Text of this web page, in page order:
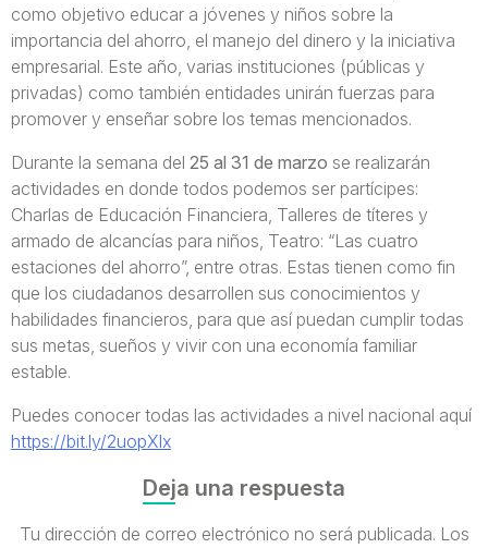
como objetivo educar a jóvenes y niños sobre la
importancia del ahorro, el manejo del dinero y la iniciativa
empresarial. Este año, varias instituciones (públicas y
privadas) como también entidades unirán fuerzas para
promover y enseñar sobre los temas mencionados.
Durante la semana del 25 al 31 de marzo se realizarán
actividades en donde todos podemos ser partícipes:
Charlas de Educación Financiera, Talleres de títeres y
armado de alcancías para niños, Teatro: “Las cuatro
estaciones del ahorro”, entre otras. Estas tienen como fin
que los ciudadanos desarrollen sus conocimientos y
habilidades financieros, para que así puedan cumplir todas
sus metas, sueños y vivir con una economía familiar
estable.
Puedes conocer todas las actividades a nivel nacional aquí
https://bit.ly/2uopXlx
Deja una respuesta
Tu dirección de correo electrónico no será publicada. Los